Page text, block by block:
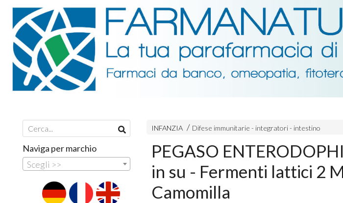
INFANZIA Difese immunitarie - integratori - intestino
PEGASO
in su - Fermenti lattici 2
Camomilla
Naviga per marchio
Scegli >>